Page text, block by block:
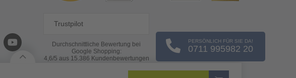
PERSÖNLICH FÜR SIE DA!
0711 995982 20
Trustpilot
Durchschnittliche Bewertung bei
Google Shopping:
4,6/5 aus 15.386 Kundenbewertungen